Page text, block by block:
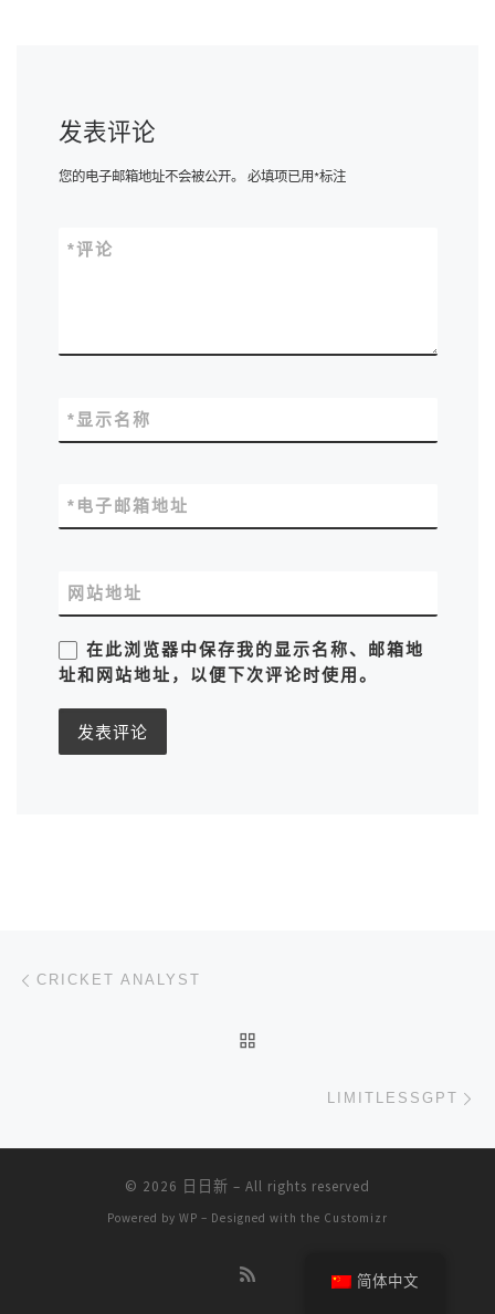
发表评论
您的电子邮箱地址不会被公开。 必填项已用*标注
评论
*
显示名称
*
电子邮箱地址
*
网站地址
在此浏览器中保存我的显示名称、邮箱地
址和网站地址，以便下次评论时使用。
文章导航
CRICKET ANALYST
LIMITLESSGPT
© 2026 日日新 – All rights reserved
Powered by WP – Designed with the Customizr
简体中文